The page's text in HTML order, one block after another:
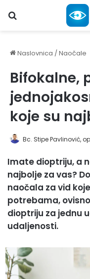
Upiši traženi
Naslovnica /Naočale
Bifokalne,
koje su
Bc. Stipe Pavlinović,
Imate dioptriju, a
najbolje za vas?
naočala za vid
potrebama,
dioptriju za jednu
udaljenosti.